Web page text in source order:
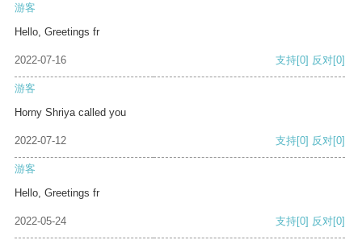
游客
Hello, Greetings fr
2022-07-16 支持[0] 反对[0]
游客
Horny Shriya called you
2022-07-12 支持[0] 反对[0]
游客
Hello, Greetings fr
2022-05-24 支持[0] 反对[0]